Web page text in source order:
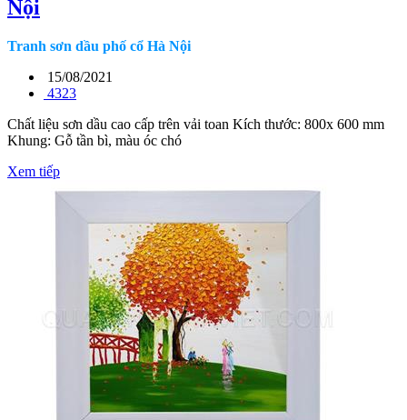
Nội
Tranh sơn dầu phố cổ Hà Nội
15/08/2021
4323
Chất liệu sơn dầu cao cấp trên vải toan Kích thước: 800x 600 mm
Khung: Gỗ tần bì, màu óc chó
Xem tiếp